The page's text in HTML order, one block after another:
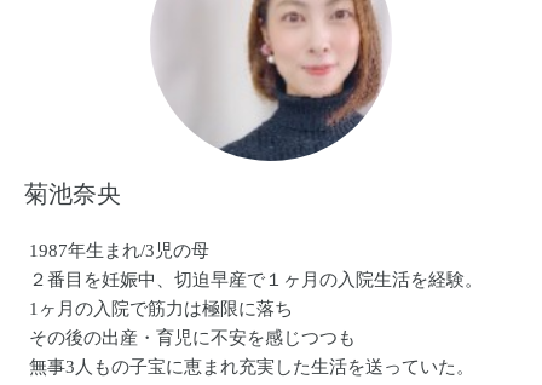
菊池奈央
1987年生まれ/3児の母
２番目を妊娠中、切迫早産で１ヶ月の入院生活を経験。
1ヶ月の入院で筋力は極限に落ち
その後の出産・育児に不安を感じつつも
無事3人もの子宝に恵まれ充実した生活を送っていた。